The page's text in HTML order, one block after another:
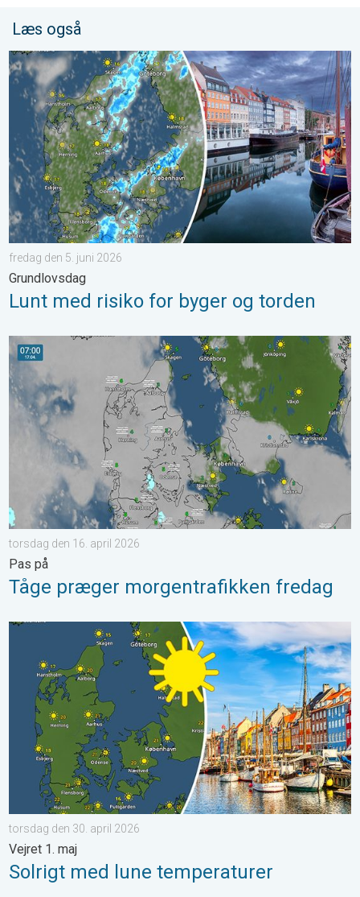
Læs også
Lunt med risiko for byger og torden. Grundlovsdag. . . fredag
fredag den 5. juni 2026
Grundlovsdag
Lunt med risiko for byger og torden
Tåge præger morgentrafikken fredag. Pas på. . . torsdag den
torsdag den 16. april 2026
Pas på
Tåge præger morgentrafikken fredag
Solrigt med lune temperaturer. Vejret 1. maj. . . torsdag den
torsdag den 30. april 2026
Vejret 1. maj
Solrigt med lune temperaturer